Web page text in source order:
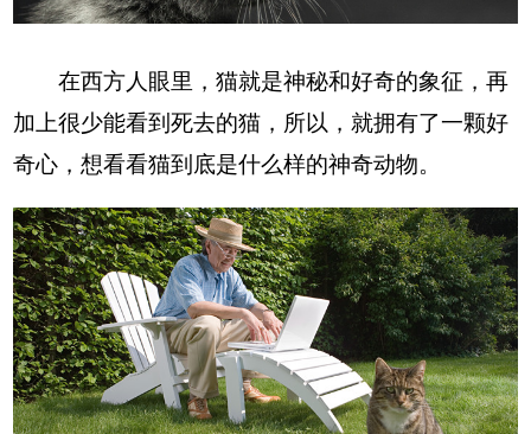
在西方人眼里，猫就是神秘和好奇的象征，再
加上很少能看到死去的猫，所以，就拥有了一颗好
奇心，想看看猫到底是什么样的神奇动物。